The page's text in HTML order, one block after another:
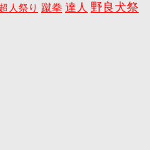
超人祭り 蹴拳 達人 野良犬祭